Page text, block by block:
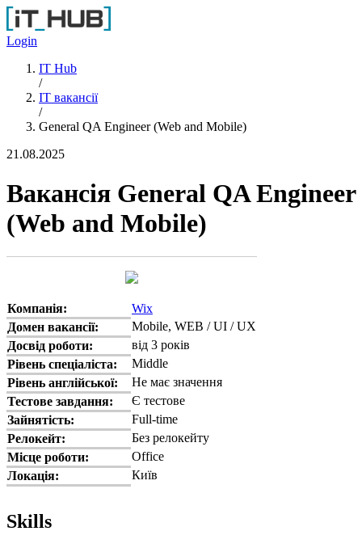
Перейти до основного вмісту
Login
IT Hub
/
IT вакансії
/
General QA Engineer (Web and Mobile)
21.08.2025
Вакансія General QA Engineer
(Web and Mobile)
Компанія:
Wix
Домен вакансії:
Mobile, WEB / UI / UX
Досвід роботи:
від 3 років
Рівень спеціаліста:
Middle
Рівень англійської:
Не має значення
Тестове завдання:
Є тестове
Зайнятість:
Full-time
Релокейт:
Без релокейту
Місце роботи:
Office
Локація:
Київ
Skills